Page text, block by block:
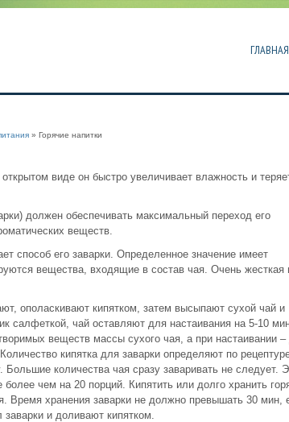
ГЛАВНАЯ
» Горячие напитки
виде он быстро увеличивает влажность и
должен обеспечивать максимальный переход его
веществ.
способ его заварки. Определенное значение имеет
вещества, входящие в состав чая. Очень жесткая
ополаскивают кипятком, затем высыпают сухой чай и
салфеткой, чай оставляют для настаивания на 5-10
веществ массы сухого чая, а при настаивании –
кипятка для заварки определяют по
количества чая сразу заваривать не следует.
чем на 20 порций. Кипятить или долго хранить
Время хранения заварки не должно превышать 30 мин,
и доливают кипятком.